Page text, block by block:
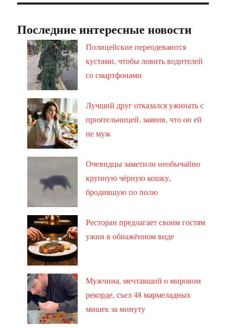
Последние интересные новости
Полицейские переодеваются
кустами, чтобы ловить водителей
со смартфонами
Лучший друг отказался ужинать с
приятельницей, заявив, что он ей
не муж
Очевидцы заметили необычайно
крупную чёрную кошку,
бродившую по полю
Ресторан предлагает своим гостям
ужин в обнажённом виде
Мужчина, мечтавший о мировом
рекорде, съел 48 мармеладных
мишек за минуту